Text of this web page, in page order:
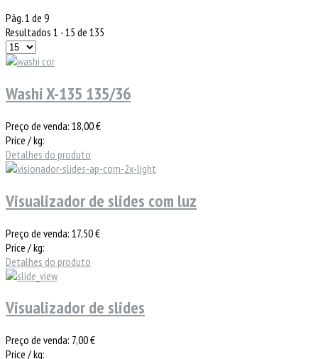
Pág. 1 de 9
Resultados 1 - 15 de 135
Washi X-135 135/36
Preço de venda: 18,00 €
Price / kg:
Detalhes do produto
Visualizador de slides com luz
Preço de venda: 17,50 €
Price / kg:
Detalhes do produto
Visualizador de slides
Preço de venda: 7,00 €
Price / kg: